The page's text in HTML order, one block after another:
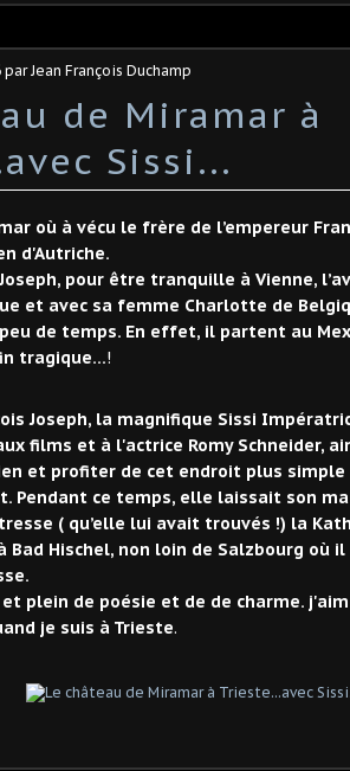
par Jean François Duchamp
de Miramar à
Sissi...
où à vécu le frère de l’empereur
d'Autriche.
pour être tranquille à Vienne,
et avec sa femme Charlotte de
de temps. En effet, il partent au
tragique...!
Joseph, la magnifique Sissi
films et à l'actrice Romy Schneider,
et profiter de cet endroit plus
Pendant ce temps, elle laissait son
( qu’elle lui avait trouvés !) la
Bad Hischel, non loin de Salzbourg où
plein de poésie et de de charme.
je suis à Trieste.